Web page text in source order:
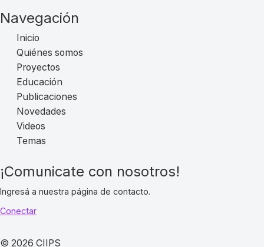
Navegación
Inicio
Quiénes somos
Proyectos
Educación
Publicaciones
Novedades
Videos
Temas
¡Comunicate con nosotros!
Ingresá a nuestra página de contacto.
Conectar
© 2026 CIIPS